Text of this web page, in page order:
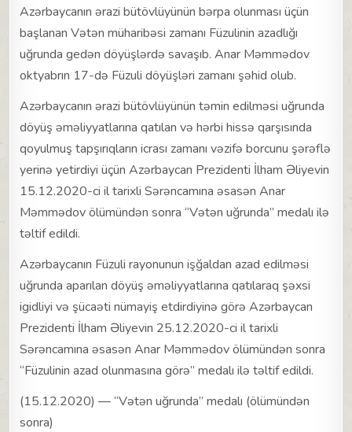
Azərbaycanın ərazi bütövlüyünün bərpa olunması üçün
başlanan Vətən müharibəsi zamanı Füzulinin azadlığı
uğrunda gedən döyüşlərdə savaşıb. Anar Məmmədov
oktyabrın 17-də Füzuli döyüşləri zamanı şəhid olub.
Azərbaycanın ərazi bütövlüyünün təmin edilməsi uğrunda
döyüş əməliyyatlarına qatılan və hərbi hissə qarşısında
qoyulmuş tapşırıqların icrası zamanı vəzifə borcunu şərəflə
yerinə yetirdiyi üçün Azərbaycan Prezidenti İlham Əliyevin
15.12.2020-ci il tarixli Sərəncamına əsasən Anar
Məmmədov ölümündən sonra “Vətən uğrunda” medalı ilə
təltif edildi.
Azərbaycanın Füzuli rayonunun işğaldan azad edilməsi
uğrunda aparılan döyüş əməliyyatlarına qatılaraq şəxsi
igidliyi və şücaəti nümayiş etdirdiyinə görə Azərbaycan
Prezidenti İlham Əliyevin 25.12.2020-ci il tarixli
Sərəncamına əsasən Anar Məmmədov ölümündən sonra
“Füzulinin azad olunmasına görə” medalı ilə təltif edildi.
(15.12.2020) — “Vətən uğrunda” medalı (ölümündən
sonra)